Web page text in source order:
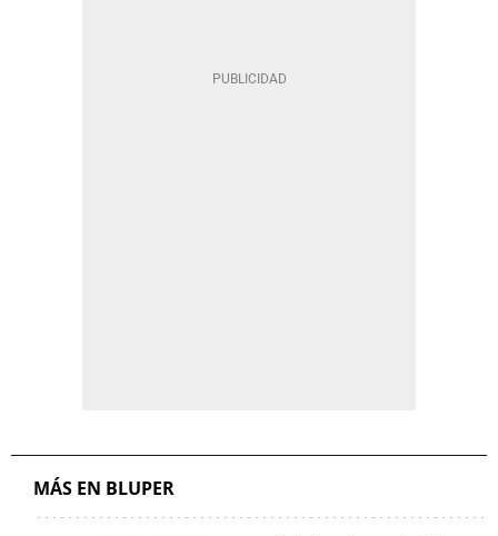
MÁS EN BLUPER